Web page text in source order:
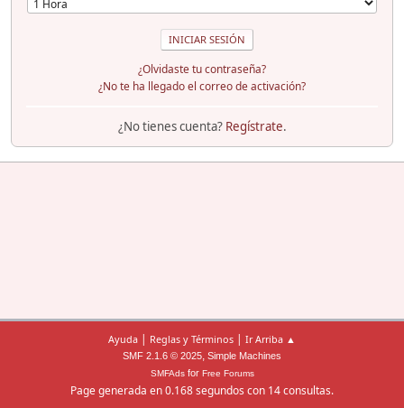
¿Olvidaste tu contraseña?
¿No te ha llegado el correo de activación?
¿No tienes cuenta? Regístrate.
Ayuda | Reglas y Términos | Ir Arriba ▲
SMF 2.1.6 © 2025, Simple Machines
SMFAdsfor Free Forums
Page generada en 0.168 segundos con 14 consultas.